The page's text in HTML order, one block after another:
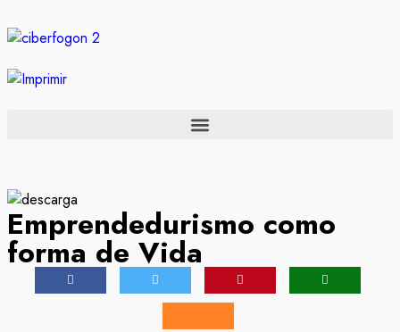
Emprendedurismo como
forma de Vida